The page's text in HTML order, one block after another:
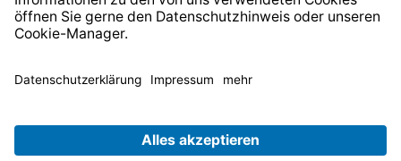
* Alle Preise inkl. gesetzl. Mehrwertsteuer zzgl.
anders angegeben.
© 2026 TechniSat Digital GmbH